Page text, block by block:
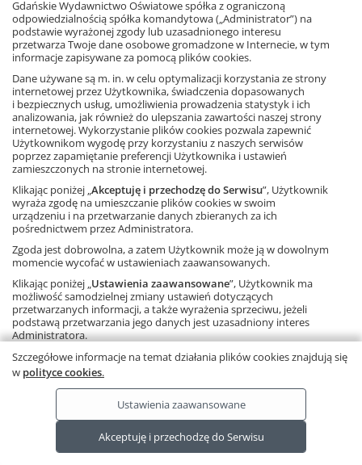
FACEBOOK
POLECANE STRONY
O NAS
WSPÓŁPRACA Z GWO
KONTAKT
Copyright © by Gdańskie Wydawnictwo Oświatowe - 2026
Ta strona wykorzystuje pliki cookies.
Dowiedz się więcej
Gdańskie Wydawnictwo Oświatowe spółka z ograniczoną
odpowiedzialnością spółka komandytowa („Administrator”) na
podstawie wyrażonej zgody lub uzasadnionego interesu
przetwarza Twoje dane osobowe gromadzone w Internecie, w tym
informacje zapisywane za pomocą plików cookies.
Dane używane są m. in. w celu optymalizacji korzystania ze strony
internetowej przez Użytkownika, świadczenia dopasowanych
i bezpiecznych usług, umożliwienia prowadzenia statystyk i ich
analizowania, jak również do ulepszania zawartości naszej strony
internetowej. Wykorzystanie plików cookies pozwala zapewnić
Użytkownikom wygodę przy korzystaniu z naszych serwisów
poprzez zapamiętanie preferencji Użytkownika i ustawień
zamieszczonych na stronie internetowej.
Klikając poniżej „Akceptuję i przechodzę do Serwisu”, Użytkownik
wyraża zgodę na umieszczanie plików cookies w swoim
urządzeniu i na przetwarzanie danych zbieranych za ich
pośrednictwem przez Administratora.
Zgoda jest dobrowolna, a zatem Użytkownik może ją w dowolnym
momencie wycofać w ustawieniach zaawansowanych.
Klikając poniżej „Ustawienia zaawansowane”, Użytkownik ma
możliwość samodzielnej zmiany ustawień dotyczących
przetwarzanych informacji, a także wyrażenia sprzeciwu, jeżeli
podstawą przetwarzania jego danych jest uzasadniony interes
Administratora.
Należy pamiętać, że korzystanie ze strony internetowej bez
zmiany ustawień oznacza, że pliki cookies będą zapisywane na
urządzeniu końcowym Użytkownika.
Szczegółowe informacje na temat działania plików cookies znajdują się
w polityce cookies.
Ustawienia zaawansowane
Akceptuję i przechodzę do Serwisu